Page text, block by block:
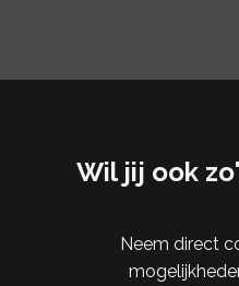
Wil jij ook
Neem direct